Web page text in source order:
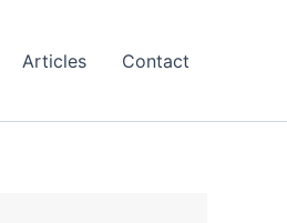
Articles Contact